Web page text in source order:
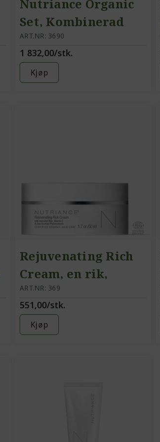
Nutriance Organic
Set, Kombinerad
till Fet hy
ART.NR: 3690
1 832,00/stk.
Kjøp
Rejuvenating Rich
Cream, en rik,
nærende krem, alle
hudtyper
ART.NR: 369
551,00/stk.
Kjøp